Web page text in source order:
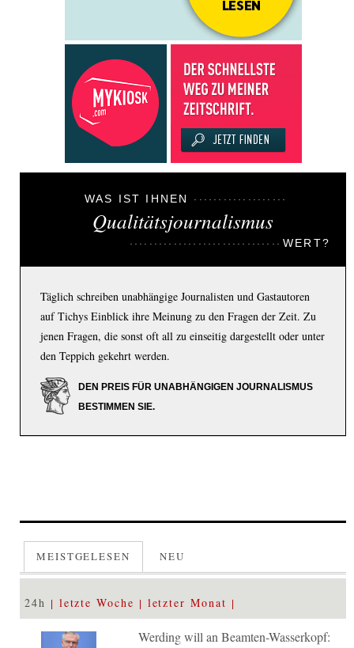
WAS IST IHNEN
Qualitätsjournalismus
WERT?
Täglich schreiben unabhängige Journalisten und Gastautoren
auf Tichys Einblick ihre Meinung zu den Fragen der Zeit. Zu
jenen Fragen, die sonst oft all zu einseitig dargestellt oder unter
den Teppich gekehrt werden.
DEN PREIS FÜR UNABHÄNGIGEN JOURNALISMUS
BESTIMMEN SIE.
MEISTGELESEN NEU
24h letzte Woche letzter Monat
Werding will an Beamten-Wasserkopf: